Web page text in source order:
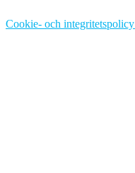
Cookie- och integritetspolicy